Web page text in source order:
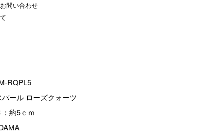
問い合わせ
RQPL5
ール ローズクォーツ
約5ｃｍ